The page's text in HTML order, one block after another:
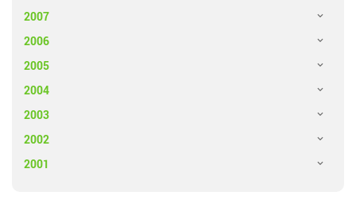
2007
2006
2005
2004
2003
2002
2001